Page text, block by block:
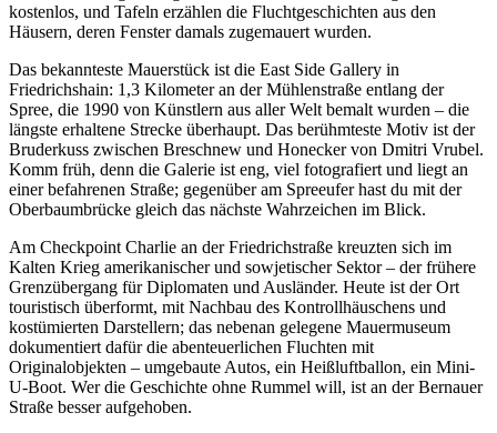
kostenlos, und Tafeln erzählen die Fluchtgeschichten aus den
Häusern, deren Fenster damals zugemauert wurden.
Das bekannteste Mauerstück ist die East Side Gallery in
Friedrichshain: 1,3 Kilometer an der Mühlenstraße entlang der
Spree, die 1990 von Künstlern aus aller Welt bemalt wurden – die
längste erhaltene Strecke überhaupt. Das berühmteste Motiv ist der
Bruderkuss zwischen Breschnew und Honecker von Dmitri Vrubel.
Komm früh, denn die Galerie ist eng, viel fotografiert und liegt an
einer befahrenen Straße; gegenüber am Spreeufer hast du mit der
Oberbaumbrücke gleich das nächste Wahrzeichen im Blick.
Am Checkpoint Charlie an der Friedrichstraße kreuzten sich im
Kalten Krieg amerikanischer und sowjetischer Sektor – der frühere
Grenzübergang für Diplomaten und Ausländer. Heute ist der Ort
touristisch überformt, mit Nachbau des Kontrollhäuschens und
kostümierten Darstellern; das nebenan gelegene Mauermuseum
dokumentiert dafür die abenteuerlichen Fluchten mit
Originalobjekten – umgebaute Autos, ein Heißluftballon, ein Mini-
U-Boot. Wer die Geschichte ohne Rummel will, ist an der Bernauer
Straße besser aufgehoben.